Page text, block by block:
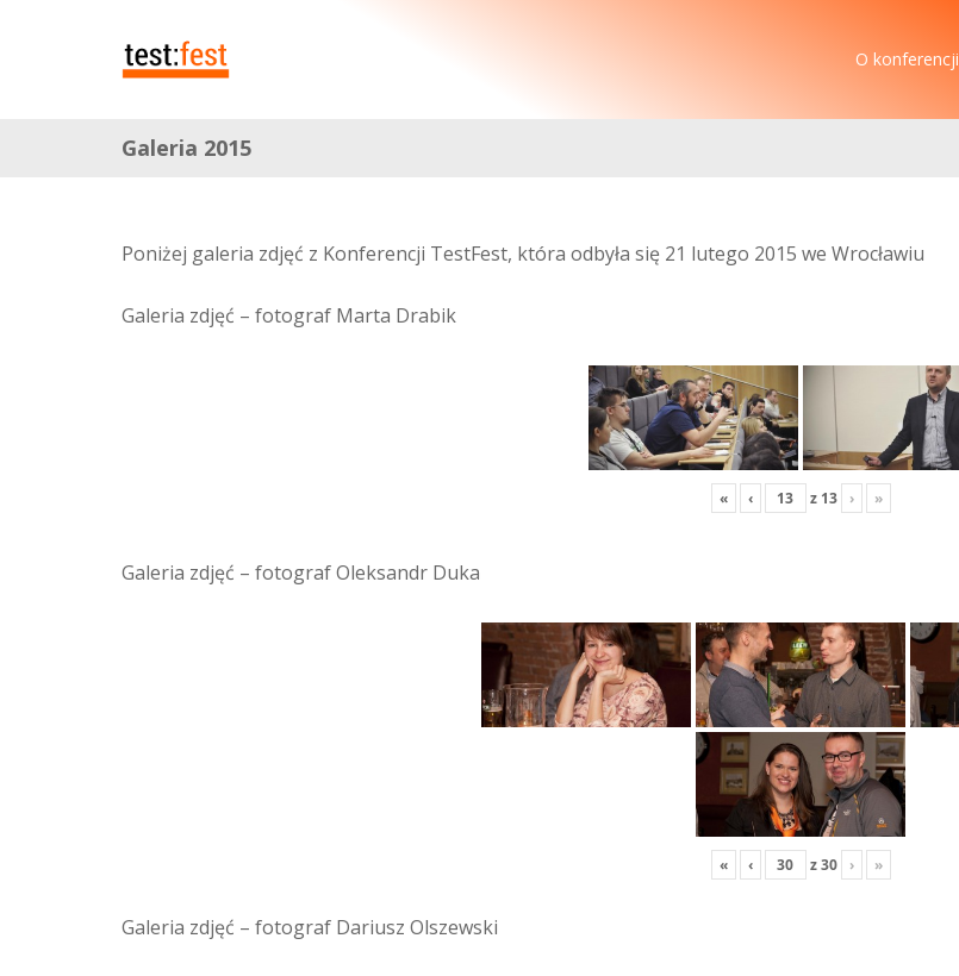
O konferencji
Galeria 2015
Poniżej galeria zdjęć z Konferencji TestFest, która odbyła się 21 lutego 2015 we Wrocławiu
Galeria zdjęć – fotograf Marta Drabik
« ‹ z 13 › »
Galeria zdjęć – fotograf Oleksandr Duka
« ‹ z30 › »
Galeria zdjęć – fotograf Dariusz Olszewski